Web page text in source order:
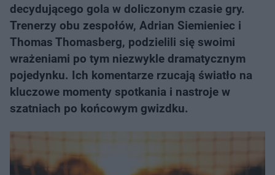
decydującego gola w doliczonym czasie gry.
Trenerzy obu zespołów, Adrian Siemieniec i
Thomas Thomasberg, podzielili się swoimi
wrażeniami po tym niezwykle dramatycznym
pojedynku. Ich komentarze rzucają światło na
kluczowe momenty spotkania i nastroje w
szatniach po końcowym gwizdku.